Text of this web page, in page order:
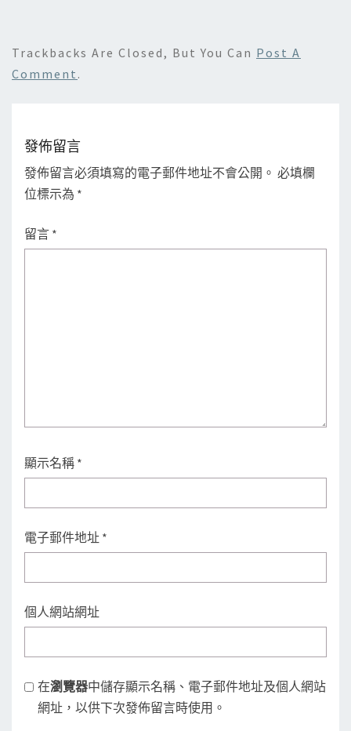
Trackbacks Are Closed, But You Can Post A
Comment .
發佈留言
發佈留言必須填寫的電子郵件地址不會公開。 必填欄
位標示為 *
留言 *
顯示名稱 *
電子郵件地址 *
個人網站網址
在瀏覽器中儲存顯示名稱、電子郵件地址及個人網站
網址，以供下次發佈留言時使用。